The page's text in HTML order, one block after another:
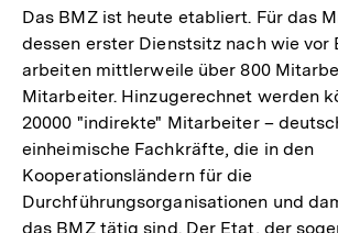
Das BMZ ist heute etabliert. Für das
dessen erster Dienstsitz nach wie vor
arbeiten mittlerweile über 800
Mitarbeiter. Hinzugerechnet werden
20000 "indirekte" Mitarbeiter –
einheimische Fachkräfte, die in den
Kooperationsländern für die
Durchführungsorganisationen und
das BMZ tätig sind. Der Etat, der